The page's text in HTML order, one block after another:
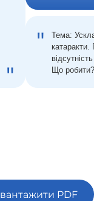
Тема:
Що робити?
PDF